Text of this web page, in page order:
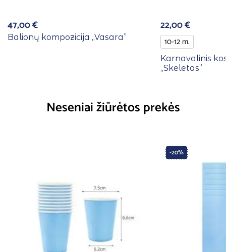
47,00€
Balionų kompozicija ,,Vasara”
22,00€
10-12 m.
Karnavalinis
,,Skeletas”
Neseniai žiūrėtos prekės
-20%